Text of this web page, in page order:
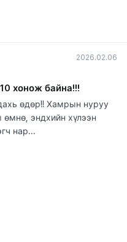
2026.02.06
хонож байна!!!
нуруу
нар...